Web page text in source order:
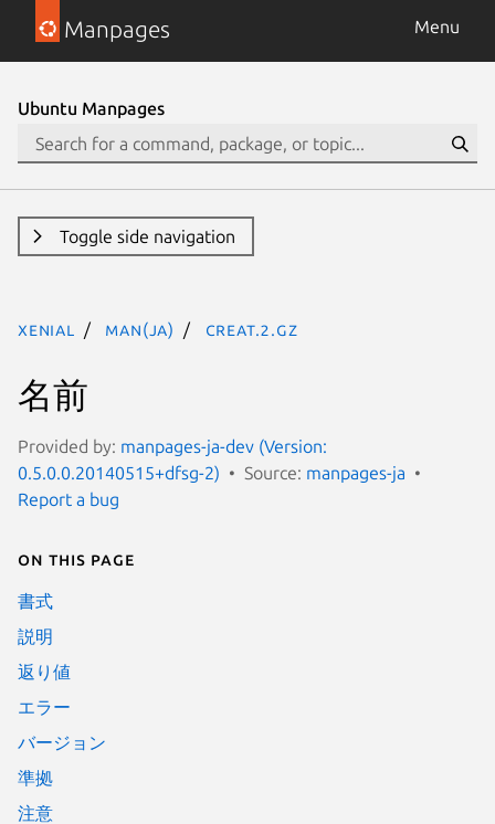
Manpages Menu
Ubuntu Manpages
Toggle side navigation
xenial man(ja) creat.2.gz
名前
Provided by: manpages-ja-dev (Version:
0.5.0.0.20140515+dfsg-2)
Source: manpages-ja
Report a bug
On this page
書式
説明
返り値
エラー
バージョン
準拠
注意